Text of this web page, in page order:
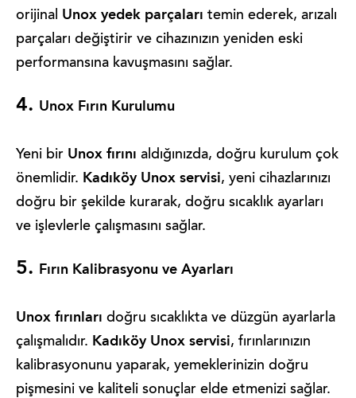
orijinal Unox yedek parçaları temin ederek, arızalı
parçaları değiştirir ve cihazınızın yeniden eski
performansına kavuşmasını sağlar.
4. Unox Fırın Kurulumu
Yeni bir Unox fırını aldığınızda, doğru kurulum çok
önemlidir. Kadıköy Unox servisi, yeni cihazlarınızı
doğru bir şekilde kurarak, doğru sıcaklık ayarları
ve işlevlerle çalışmasını sağlar.
5. Fırın Kalibrasyonu ve Ayarları
Unox fırınları doğru sıcaklıkta ve düzgün ayarlarla
çalışmalıdır. Kadıköy Unox servisi, fırınlarınızın
kalibrasyonunu yaparak, yemeklerinizin doğru
pişmesini ve kaliteli sonuçlar elde etmenizi sağlar.